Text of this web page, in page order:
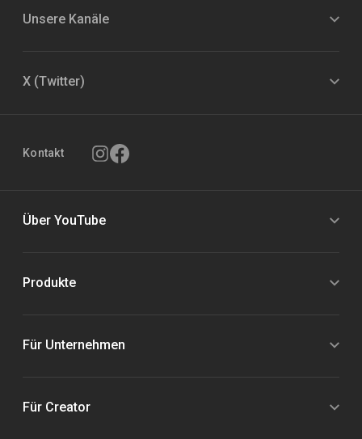
Unsere Kanäle
X (Twitter)
Kontakt
Über YouTube
Produkte
Für Unternehmen
Für Creator